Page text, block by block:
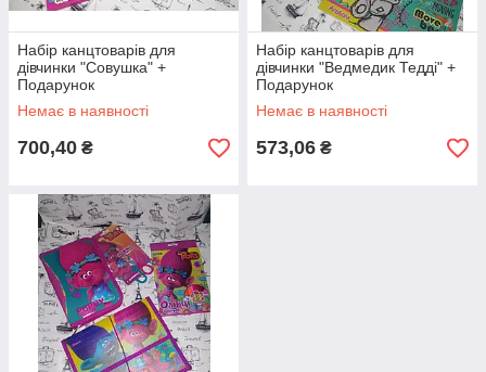
Набір канцтоварів для
дівчинки "Совушка" +
Подарунок
Немає в наявності
700,40 ₴
Набір канцтоварів для
дівчинки "Ведмедик Тедді" +
Подарунок
Немає в наявності
573,06 ₴